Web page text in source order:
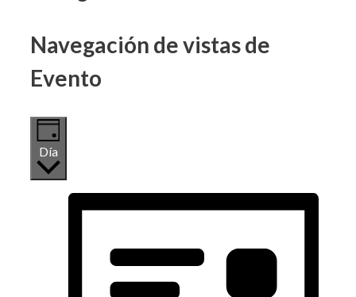
27
marzo,
Navegación de vistas de
Evento
Día